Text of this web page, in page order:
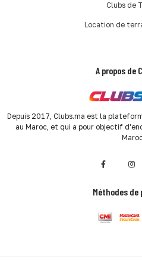
Clubs de
Location de
A propos de
Depuis 2017, Clubs.ma est la
au Maroc, et qui a pour objectif
Méthodes de